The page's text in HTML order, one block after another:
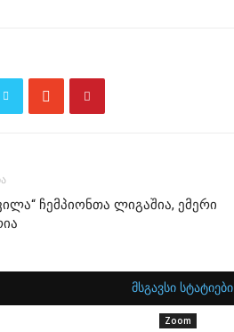
ჩემპიონთა ლიგაშია, ემერი
მსგავსი სტატიები
Zoom